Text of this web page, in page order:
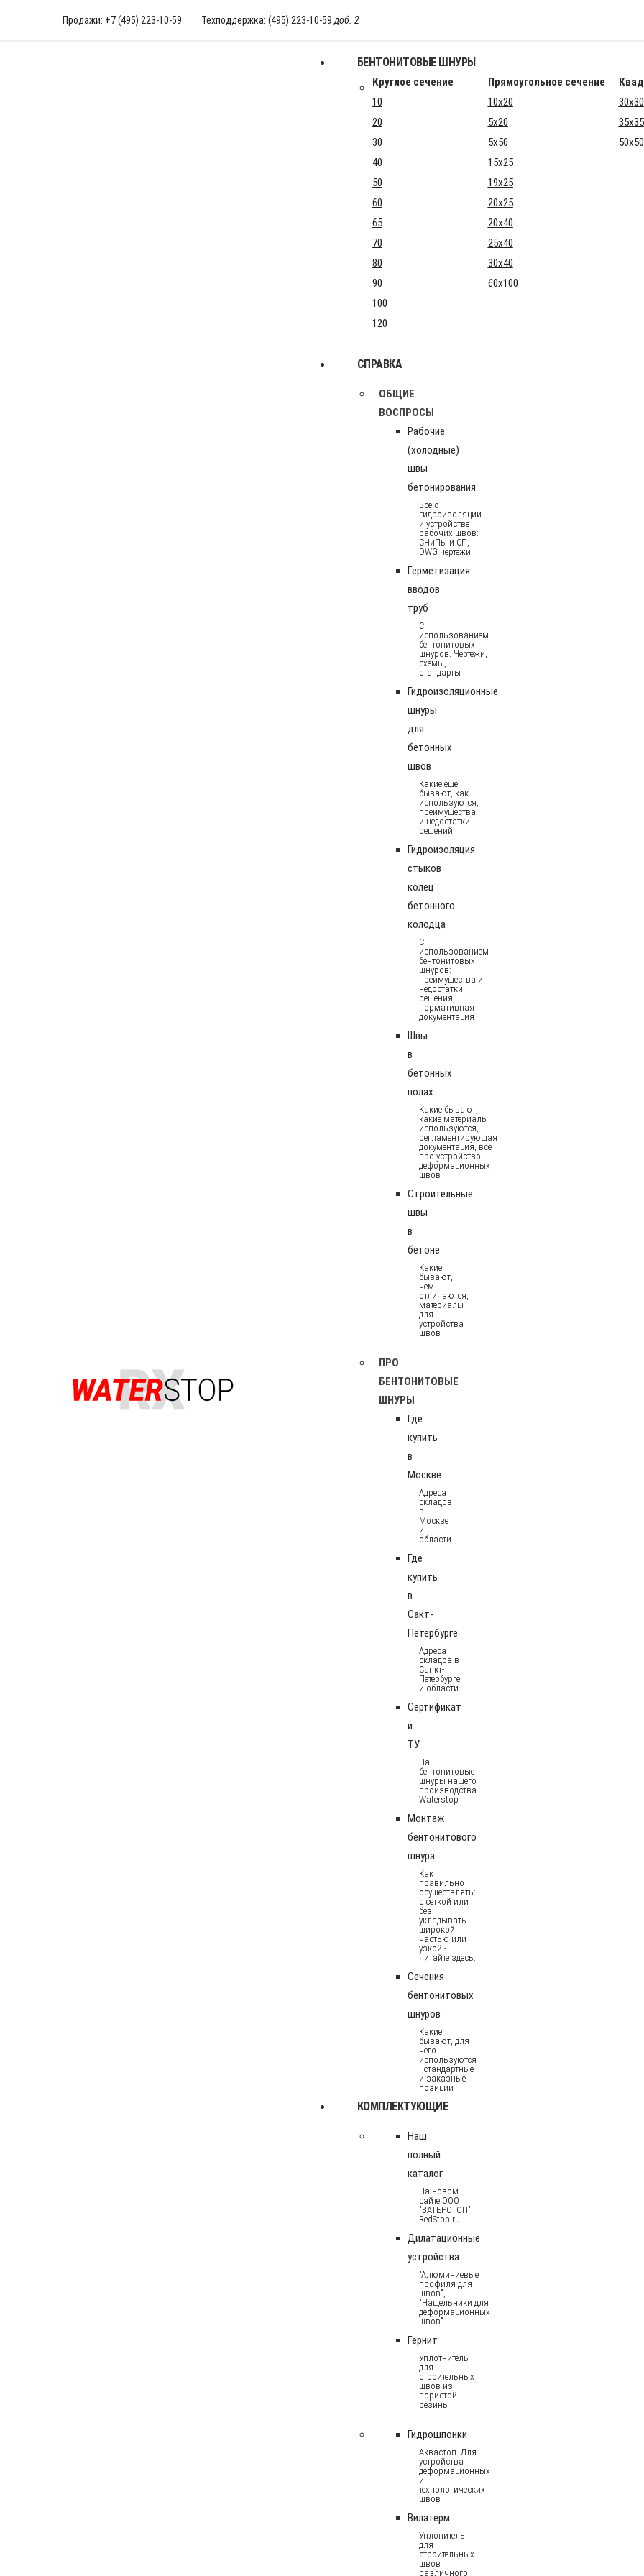
Продажи: +7 (495) 223-10-59 Техподдержка: (495) 223-10-59 доб. 2
БЕНТОНИТОВЫЕ ШНУРЫ
Круглое сечение Прямоугольное сечение
10
10x20
30x30
20
5x20
35x35
30
5x50
50x50
40
15x25
50
19x25
60
20x25
65
20x40
70
25x40
80
30x40
90
60x100
100
120
СПРАВКА
ОБЩИЕ
ВОСПРОСЫ
Рабочие
(холодные)
швы
бетонирования
Всё о
гидроизоляции
и устройстве
рабочих швов:
СНиПы и СП,
DWG чертежи
Герметизация
вводов
труб
С
использованием
бентонитовых
шнуров. Чертежи,
схемы,
стандарты
Гидроизоляционные
шнуры
для
бетонных
швов
Какие ещё
бывают, как
используются,
преимущества
и недостатки
решений
Гидроизоляция
стыков
колец
бетонного
колодца
С
использованием
бентонитовых
шнуров:
преимущества и
недостатки
решения,
нормативная
документация
Швы
в
бетонных
полах
Какие бывают,
какие материалы
используются,
регламентирующая
документация, всё
про устройство
деформационных
швов
Строительные
швы
в
бетоне
Какие
бывают,
чем
отличаются,
материалы
для
устройства
швов
ПРО
БЕНТОНИТОВЫЕ
ШНУРЫ
Где
купить
в
Москве
Адреса
складов
в
Москве
и
области
Где
купить
в
Сакт-
Петербурге
Адреса
складов в
Санкт-
Петербурге
и области
Сертификат
и
ТУ
На
бентонитовые
шнуры нашего
производства
Waterstop
Монтаж
бентонитового
шнура
Как
правильно
осуществлять:
с сеткой или
без,
укладывать
широкой
частью или
узкой -
читайте здесь.
Сечения
бентонитовых
шнуров
Какие
бывают, для
чего
используются
- стандартные
и заказные
позиции
КОМПЛЕКТУЮЩИЕ
Наш
полный
каталог
На новом
сайте ООО
"ВАТЕРСТОП"
RedStop.ru
Дилатационные
устройства
"Алюминиевые
профиля для
швов",
"Нащельники для
деформационных
швов"
Гернит
Уплотнитель
для
строительных
швов из
пористой
резины
Гидрошпонки
Аквастоп. Для
устройства
деформационных
и
технологических
швов
Вилатерм
Уплонитель
для
строительных
швов
различного